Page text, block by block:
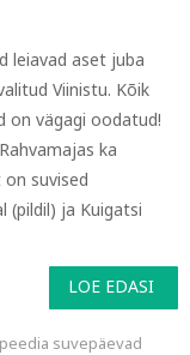
leiavad aset juba
Viinistu. Kõik
on vägagi oodatud!
ka
suvised
(pildil) ja Kuigatsi
LOE EDASI
suvepäevad